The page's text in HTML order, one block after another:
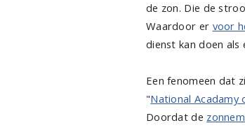
de zon. Die de
Waardoor er voor
dienst kan doen als
Een fenomeen dat
"National Acadamy
Doordat de